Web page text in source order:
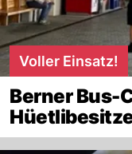
Voller Einsatz!
Berner Bus-